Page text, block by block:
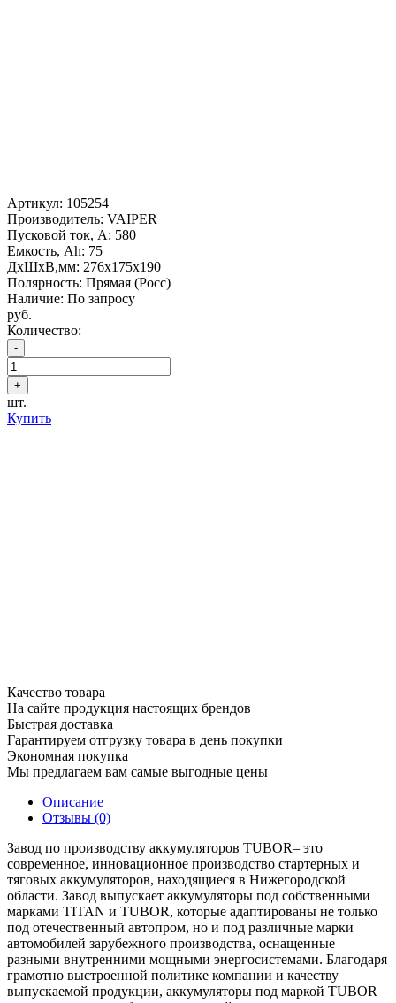
Артикул: 105254
Производитель: VAIPER
Пусковой ток, А: 580
Емкость, Ah: 75
ДхШхВ,мм: 276x175x190
Полярность: Прямая (Росс)
Наличие: По запросу
руб.
Количество:
шт.
Купить
Качество товара
На сайте продукция настоящих брендов
Быстрая доставка
Гарантируем отгрузку товара в день покупки
Экономная покупка
Мы предлагаем вам самые выгодные цены
Описание
Отзывы (0)
Завод по производству аккумуляторов TUBOR– это
современное, инновационное производство стартерных и
тяговых аккумуляторов, находящиеся в Нижегородской
области. Завод выпускает аккумуляторы под собственными
марками TITAN и TUBOR, которые адаптированы не только
под отечественный автопром, но и под различные марки
автомобилей зарубежного производства, оснащенные
разными внутренними мощными энергосистемами. Благодаря
грамотно выстроенной политике компании и качеству
выпускаемой продукции, аккумуляторы под маркой TUBOR